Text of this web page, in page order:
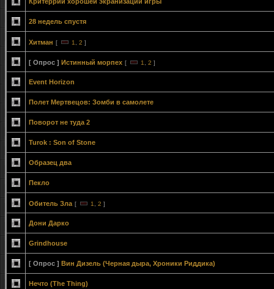
28 недель спустя
Хитман [ 1 2 ]
[ Опрос ] Истинный морпех [ 1 2 ]
Event Horizon
Полет Мертвецов: Зомби в самолете
Поворот не туда 2
Turok : Son of Stone
Образец два
Пекло
Обитель Зла [ 1 2 ]
Дони Дарко
Grindhouse
[ Опрос ] Вин Дизель (Черная дыра, Хроники Риддика)
Нечто (The Thing)